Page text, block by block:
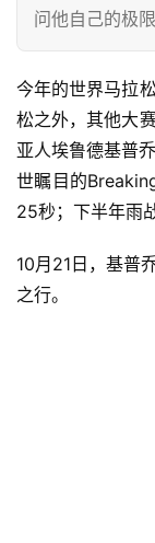
问他自己的极
今年的世界马拉
松之外，其他大
亚人埃鲁德基普
世瞩目的
25秒；下半年雨
10月21日，基普
之行。